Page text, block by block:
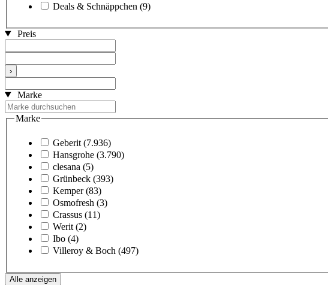
Deals & Schnäppchen (9)
Preis
›
Marke
Marke
Geberit (7.936)
Hansgrohe (3.790)
clesana (5)
Grünbeck (393)
Kemper (83)
Osmofresh (3)
Crassus (11)
Werit (2)
Ibo (4)
Villeroy & Boch (497)
Alle anzeigen